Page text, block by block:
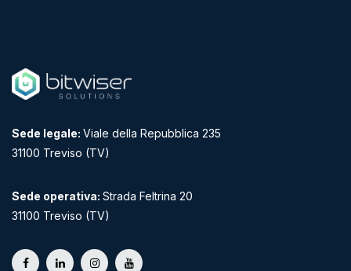
Sede legale: Viale della Repubblica 235
31100 Treviso (TV)
Sede operativa: Strada Feltrina 20
31100 Treviso (TV)